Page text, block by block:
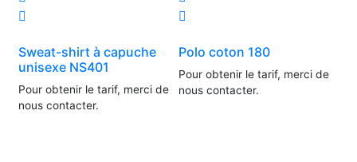
Sweat-shirt à capuche
unisexe NS401
Pour obtenir le tarif, merci de
nous contacter.
Polo coton 180
Pour obtenir le tarif, merci de
nous contacter.